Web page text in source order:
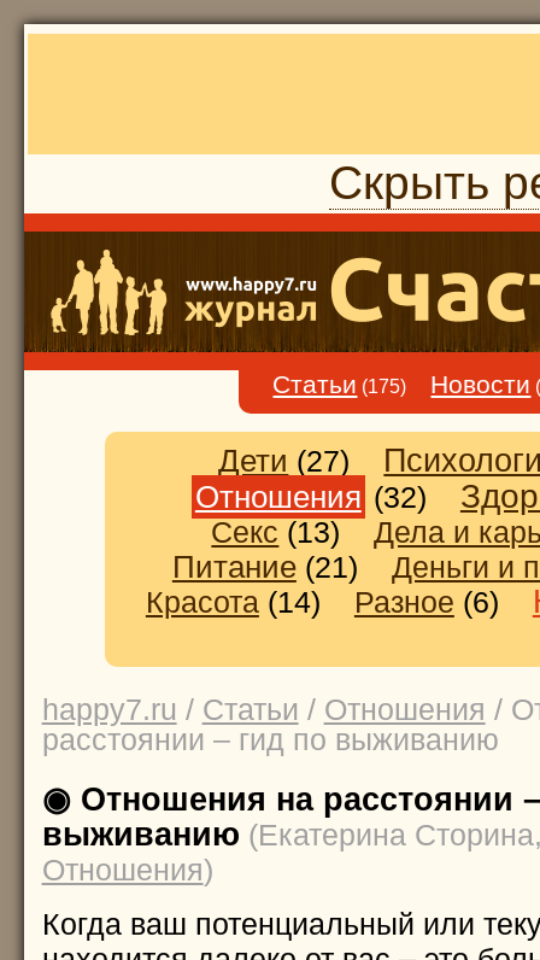
Скрыть
Статьи (175) Новости
Дети (27)
Отношения (32)
Секс (13) Дела и
Питание(21) Деньги и
Красота (14) Разное (6)
happy7.ru / Статьи / Отношения /
расстоянии – гид по выживанию
◉ Отношения на расстоянии
выживанию (Екатерина
Отношения)
Когда ваш потенциальный или